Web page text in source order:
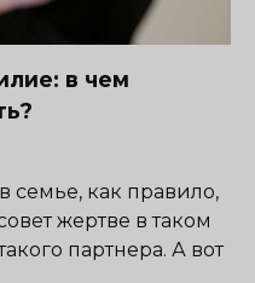
в чем
семье, как правило,
жертве в таком
партнера. А вот